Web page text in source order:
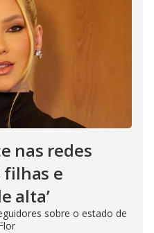
nas redes
filhas e
alta’
sobre o estado de